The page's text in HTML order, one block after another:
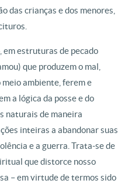
das crianças e dos menores,
em estruturas de pecado
que produzem o mal,
ambiente, ferem e
a lógica da posse e do
naturais de maneira
inteiras a abandonar suas
e a guerra. Trata-se de
que distorce nosso
– em virtude de termos sido